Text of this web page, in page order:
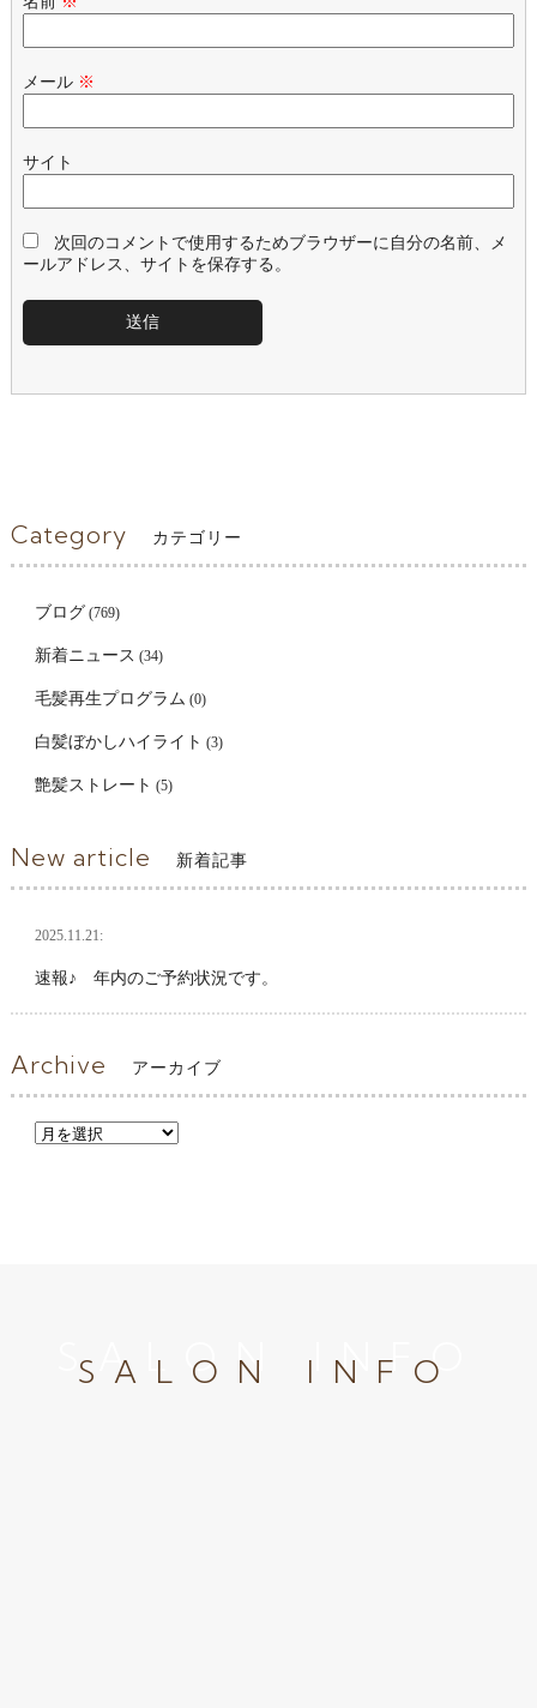
メール ※
サイト
次回のコメントで使用するためブラウザーに自分の名前、メ
ールアドレス、サイトを保存する。
Category カテゴリー
ブログ (769)
新着ニュース (34)
毛髪再生プログラム (0)
白髪ぼかしハイライト (3)
艶髪ストレート (5)
New article 新着記事
2025.11.21:
速報♪ 年内のご予約状況です。
Archive アーカイブ
SALON INFO
SALON INFO